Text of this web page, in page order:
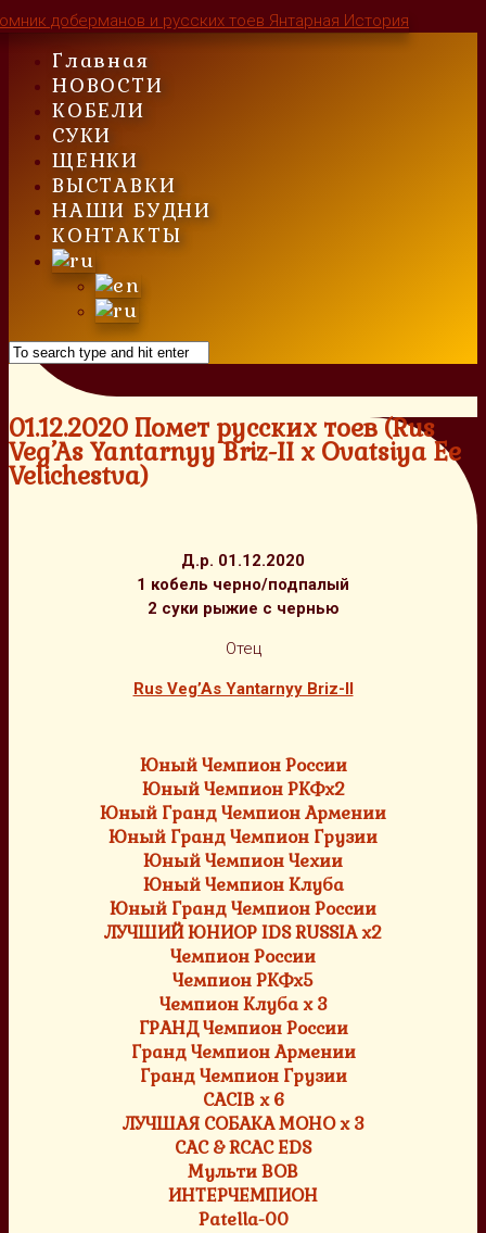
Skip
contentГлавная
НОВОСТИ
КОБЕЛИ
СУКИ
ЩЕНКИ
ВЫСТАВКИ
НАШИ БУДНИ
КОНТАКТЫ
01.12.2020 Помет русских тоев (Rus
Veg’As Yantarnyy Briz-II x Ovatsiya Ee
Velichestva)
Д.р. 01.12.2020
1 кобель черно/подпалый
2 суки рыжие с чернью
Отец
Rus Veg’As Yantarnyy Briz-II
Юный Чемпион России
Юный Чемпион РКФх2
Юный Гранд Чемпион Армении
Юный Гранд Чемпион Грузии
Юный Чемпион Чехии
Юный Чемпион Клуба
Юный Гранд Чемпион России
ЛУЧШИЙ ЮНИОР IDS RUSSIA x2
Чемпион России
Чемпион РКФх5
Чемпион Клуба х 3
ГРАНД Чемпион России
Гранд Чемпион Армении
Гранд Чемпион Грузии
CACIB x 6
ЛУЧШАЯ СОБАКА МОНО х 3
CAC & RCAC EDS
Мульти ВОВ
ИНТЕРЧЕМПИОН
Patella-00